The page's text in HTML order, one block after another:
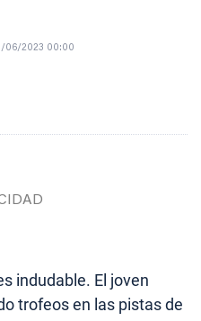
06/2023 00:00
indudable. El joven
trofeos en las pistas de